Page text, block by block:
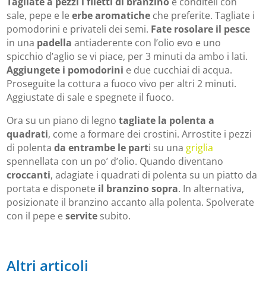
sale, pepe e leerbe aromatiche che preferite. Tagliate i
pomodorini e privateli dei semi. Fate rosolare il pesce
in una padella antiaderente con l’olio evo e uno
spicchio d’aglio se vi piace, per 3 minuti da ambo i lati.
Aggiungete i pomodorini e due cucchiai di acqua.
Proseguite la cottura a fuoco vivo per altri 2 minuti.
Aggiustate di sale e spegnete il fuoco.
Ora su un piano di legnotagliate la polenta a
quadrati, come a formare dei crostini. Arrostite i pezzi
di polentada entrambe le parti su una griglia
spennellata con un po’ d’olio. Quando diventano
croccanti, adagiate i quadrati di polenta su un piatto da
portata e disponete il branzino sopra. In alternativa,
posizionate il branzino accanto alla polenta. Spolverate
con il pepe eservite subito.
Altri articoli